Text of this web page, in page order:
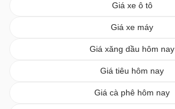
Giá xe ô tô
Giá xe máy
Giá xăng dầu hôm nay
Giá tiêu hôm nay
Giá cà phê hôm nay